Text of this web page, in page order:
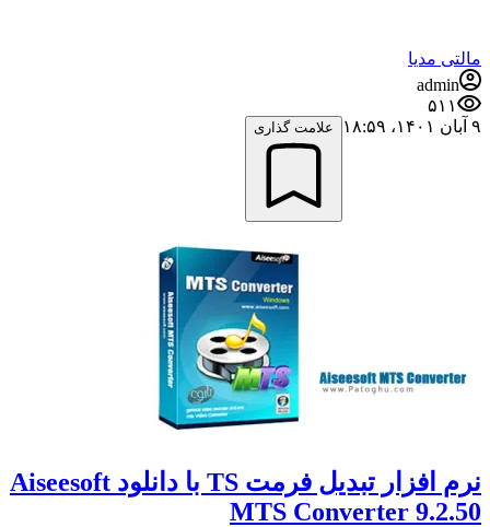
مالتی مدیا
admin
۵۱۱
۹ آبان ۱۴۰۱،‏ ۱۸:۵۹
علامت گذاری
نرم افزار تبدیل فرمت TS با دانلود Aiseesoft
MTS Converter 9.2.50